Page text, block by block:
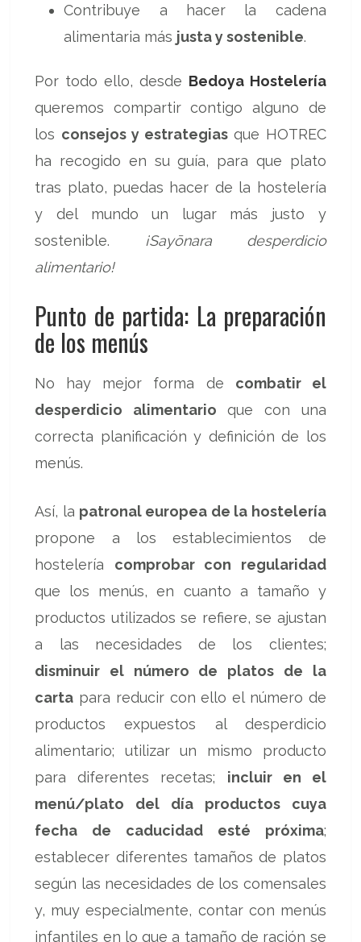
Contribuye a hacer la cadena
alimentaria más justa y sostenible.
Por todo ello, desde Bedoya Hostelería
queremos compartir contigo alguno de
los consejos y estrategias que HOTREC
ha recogido en su guía, para que plato
tras plato, puedas hacer de la hostelería
y del mundo un lugar más justo y
sostenible. ¡Sayōnara desperdicio
alimentario!
Punto de partida: La preparación
de los menús
No hay mejor forma de combatir el
desperdicio alimentario que con una
correcta planificación y definición de los
menús.
Así, la patronal europea de la hostelería
propone a los establecimientos de
hostelería comprobar con regularidad
que los menús, en cuanto a tamaño y
productos utilizados se refiere, se ajustan
a las necesidades de los clientes;
disminuir el número de platos de la
carta para reducir con ello el número de
productos expuestos al desperdicio
alimentario; utilizar un mismo producto
para diferentes recetas; incluir en el
menú/plato del día productos cuya
fecha de caducidad esté próxima;
establecer diferentes tamaños de platos
según las necesidades de los comensales
y, muy especialmente, contar con menús
infantiles en lo que a tamaño de ración se